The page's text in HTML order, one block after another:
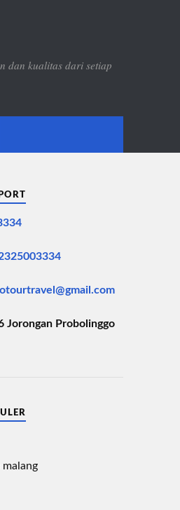
dan kualitas dari setiap
Jorongan Probolinggo